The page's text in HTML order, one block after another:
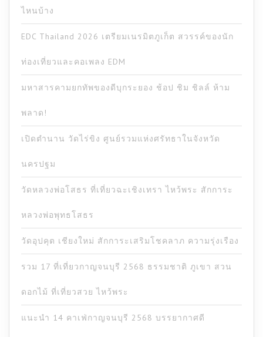
ไหนบ้าง
EDC Thailand 2026 เตรียมเนรมิตภูเก็ต สวรรค์ของนัก
ท่องเที่ยวและคอเพลง EDM
มหาสารคามยกทัพของดีบุกระยอง ช้อป ชิม ชิลล์ ห้าม
พลาด!
เปิดตำนาน วัดไร่ขิง ศูนย์รวมแห่งศรัทธาในจังหวัด
นครปฐม
วัดหลวงพ่อโสธร ที่เที่ยวฉะเชิงเทรา ไหว้พระ สักการะ
หลวงพ่อพุทธโสธร
วัดอุปคุต เชียงใหม่ สักการะเสริมโชคลาภ ความรุ่งเรือง
รวม 17 ที่เที่ยวกาญจนบุรี 2568 ธรรมชาติ ภูเขา สวน
ดอกไม้ ที่เที่ยวสวย ไหว้พระ
แนะนำ 14 คาเฟ่กาญจนบุรี 2568 บรรยากาศดี